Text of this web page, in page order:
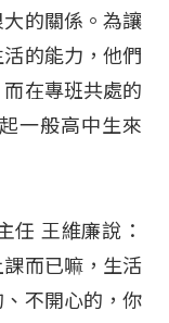
的關係。為讓
的能力，他們
在專班共處的
一般高中生來
任 王維廉說：
課而已嘛，生活
不開心的，你